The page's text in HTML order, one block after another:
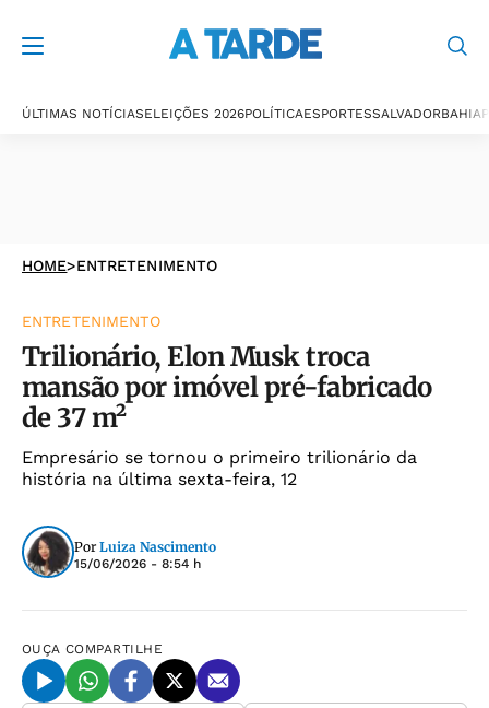
ÚLTIMAS NOTÍCIASELEIÇÕES 2026POLÍTICAESPORTESSALVADORBAHIA
HOME>ENTRETENIMENTO
ENTRETENIMENTO
Trilionário, Elon Musk troca
mansão por imóvel pré-fabricado
de 37 m²
Empresário se tornou o primeiro trilionário da
história na última sexta-feira, 12
Por Luiza Nascimento
15/06/2026 - 8:54 h
OUÇA COMPARTILHE